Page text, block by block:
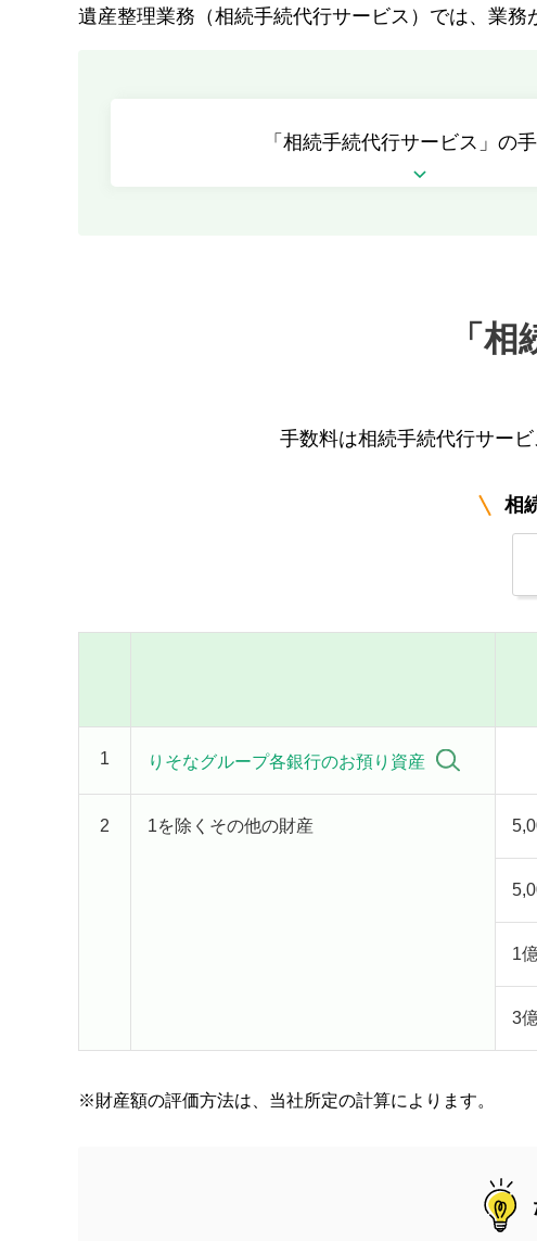
遺産整理業務（相続手続代行サービス）では、業務
「相続手続代行サービス」の
「
手数料は相続手続代行サー
相
1 りそなグループ各銀行のお預り資産
2 1を除くその他の財産
1
3
※財産額の評価方法は、当社所定の計算によります。